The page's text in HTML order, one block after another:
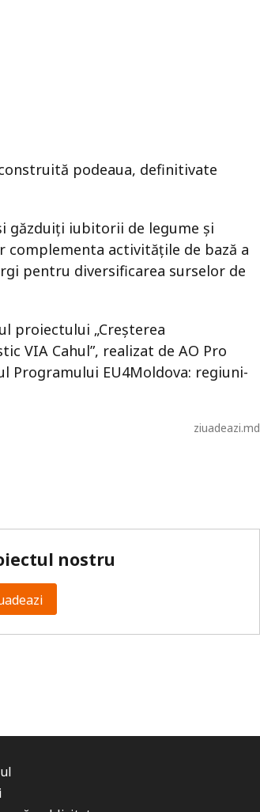
podeaua, definitivate
găzduiți iubitorii de legume și
complementa activitățile de bază a
pentru diversificarea surselor de
proiectului „Creșterea
VIA Cahul”, realizat de AO Pro
Programului EU4Moldova: regiuni-
ziuadeazi.md
nostru